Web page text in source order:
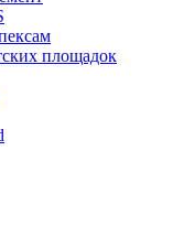
площадок